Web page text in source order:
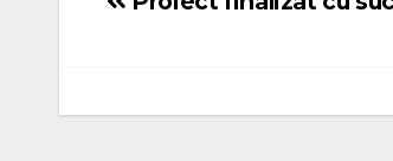
Navigare